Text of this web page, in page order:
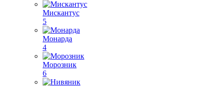
Мискантус
5
Монарда
4
Морозник
6